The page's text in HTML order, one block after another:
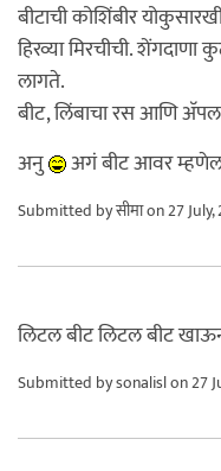
बीटाची कोशिंबीर
हिरव्या मिरचीची.
लागते.
बीट, लिंबाचा रस आणि
अनु
अगं बीट आवर
Submitted byसीमाon 27 July,
लिटल बीट लिटल बीट
Submitted bysonalislon 27